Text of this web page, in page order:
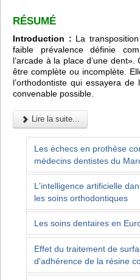
RÉSUMÉ
Introduction : La
faible prévalence définie
l’arcade à la place d’une
être complète ou incomplète.
l’orthodontiste qui essayera
convenable possible.
Lire la suite...
Les échecs en prothèse
médecins dentistes du
L'intelligence artificielle
les soins orthodontiques
Les soins dentaires en
Effet du traitement de
d'adhérence de la résine